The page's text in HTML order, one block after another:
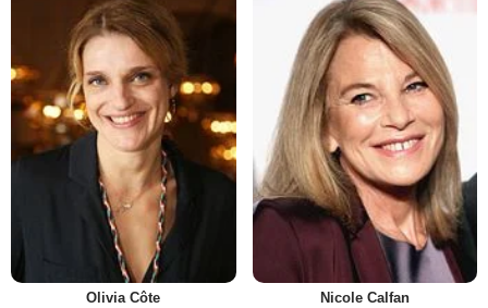
Olivia Côte Nicole Calfan